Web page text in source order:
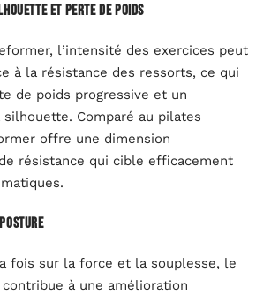
et perte de poids
l’intensité des exercices peut
à la résistance des ressorts, ce qui
de poids progressive et un
Comparé au pilates
offre une dimension
résistance qui cible efficacement
fois sur la force et la souplesse, le
à une amélioration